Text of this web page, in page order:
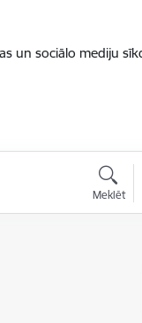
un sociālo mediju
Meklēt